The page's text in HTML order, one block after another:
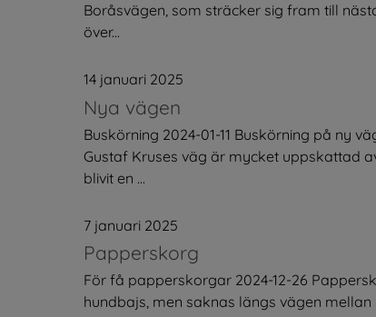
Boråsvägen, som sträcker sig fram till
över...
14 januari 2025
Nya vägen
Buskörning 2024-01-11 Buskörning på ny
Gustaf Kruses väg är mycket uppskattad
blivit en ...
7 januari 2025
Papperskorg
För få papperskorgar 2024-12-26
hundbajs, men saknas längs vägen